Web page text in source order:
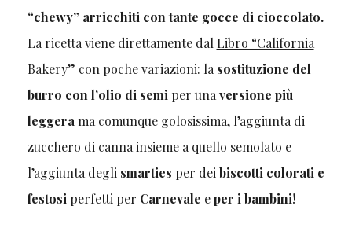
“chewy” arricchiti con tante gocce di cioccolato.
La ricetta viene direttamente dal Libro “California
Bakery” con poche variazioni: la sostituzione del
burro con l’olio di semi per una versione più
leggera ma comunque golosissima, l’aggiunta di
zucchero di canna insieme a quello semolato e
l’aggiunta degli smarties per dei biscotti colorati e
festosi perfetti per Carnevale eper i bambini!